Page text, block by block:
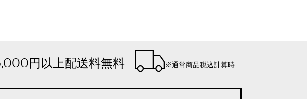
円以上配送料無料 ※通常商品税込計算時